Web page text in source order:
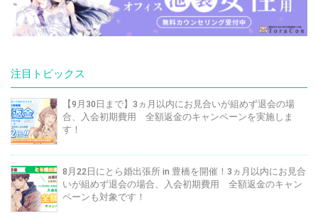
注目トピックス
【9月30日まで】3ヵ月以内にお見合いが組めず退会の場
合、入会初期費用 全額返金のキャンペーンを実施しま
す！
8月22日にとら婚出張所 in 豊橋を開催！3ヵ月以内にお見合
いが組めず退会の場合、入会初期費用 全額返金のキャン
ペーンも対象です！